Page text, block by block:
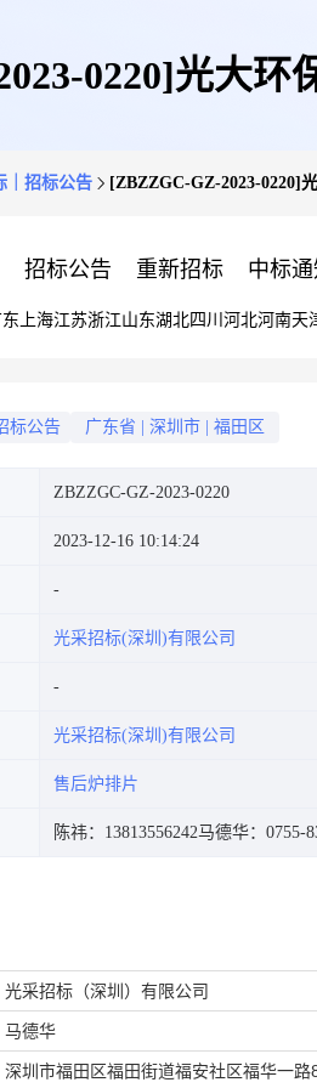
0220]光大环
｜招标公告 [ZBZZGC-GZ-2023-0220]
招标公告 重新招标 中标通
上海江苏浙江山东湖北四川 河北河南天
标公告 广东省 深圳市 福田区
ZBZZGC-GZ-2023-0220
2023-12-16 10:14:24
光采招标(深圳)有限公司
光采招标(深圳)有限公司
售后炉排片
陈祎：13813556242马德华：0755-
光采招标（深圳）有限公司
马德华
深圳市福田区福田街道福安社区福华一